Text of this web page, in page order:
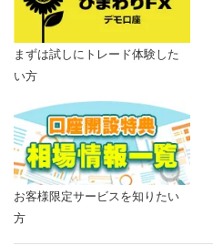
まずは試しにトレード体験した
い方
お客様限定サービスを知りたい
方